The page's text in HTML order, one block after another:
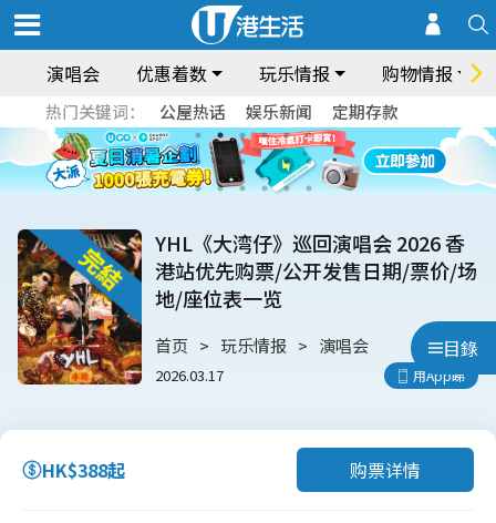
演唱会 优惠着数 玩乐情报 购物情报
热门关键词： 公屋热话 娱乐新闻 定期存款
目錄
YHL《大湾仔》巡回演唱会 2026 香
港站优先购票/公开发售日期/票价/场
地/座位表一览
首页 玩乐情报 演唱会
2026.03.17 用App睇
HK$388起 购票详情